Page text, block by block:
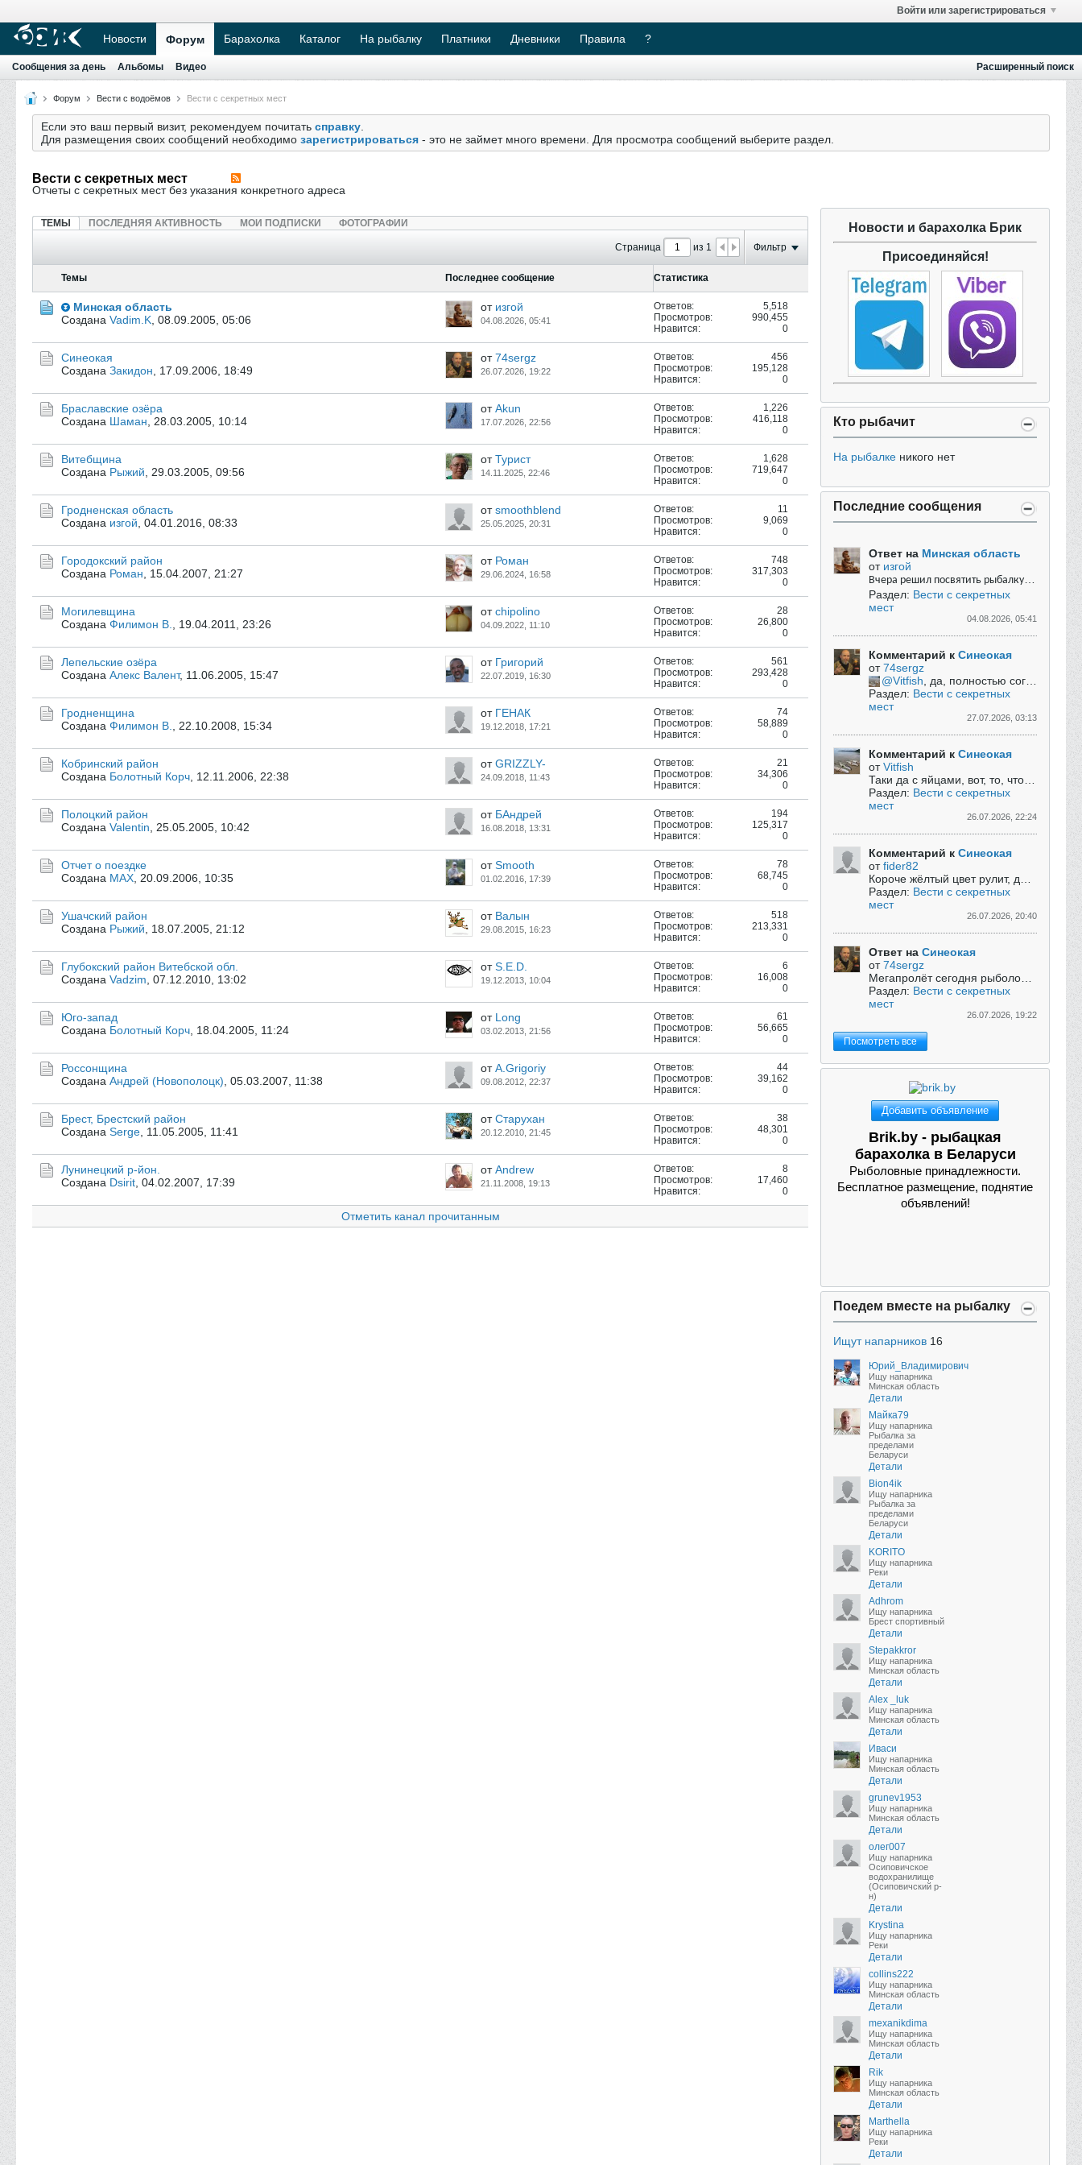
Войти или зарегистрироваться
Новости Форум Барахолка Каталог На рыбалку Платники Дневники Правила ?
Сообщения за день Альбомы Видео Расширенный поиск
Форум Вести с водоёмов Вести с секретных мест
Если это ваш первый визит, рекомендуем почитать справку
Для размещения своих сообщений необходимо зарегистрироваться - это не займет много времени. Для просмотра сообщений выберите раздел.
Вести с секретных мест
Отчеты с секретных мест без указания конкретного адреса
ТЕМЫ ПОСЛЕДНЯЯ АКТИВНОСТЬ МОИ ПОДПИСКИ ФОТОГРАФИИ
Страница из 1 Фильтр
Темы Последнее сообщение Статистика
Минская область
Создана Vadim.K 08.09.2005, 05:06
от изгой
04.08.2026, 05:41
Ответов:
5,518
Просмотров:
990,455
Нравится:
0
Синеокая
Создана Закидон 17.09.2006, 18:49
от74sergz
26.07.2026, 19:22
Ответов:
456
Просмотров:
195,128
Нравится:
0
Браславские озёра
Создана Шаман 28.03.2005, 10:14
отAkun
17.07.2026, 22:56
Ответов:
1,226
Просмотров:
416,118
Нравится:
0
Витебщина
Создана Рыжий 29.03.2005, 09:56
отТурист
14.11.2025, 22:46
Ответов:
1,628
Просмотров:
719,647
Нравится:
0
Гродненская область
Создана изгой 04.01.2016, 08:33
отsmoothblend
25.05.2025, 20:31
Ответов:
11
Просмотров:
9,069
Нравится:
0
Городокский район
Создана Роман 15.04.2007, 21:27
от Роман
29.06.2024, 16:58
Ответов:
748
Просмотров:
317,303
Нравится:
0
Могилевщина
Создана Филимон В. 19.04.2011, 23:26
отchipolino
04.09.2022, 11:10
Ответов:
28
Просмотров:
26,800
Нравится:
0
Лепельские озёра
Создана Алекс Валент, 11.06.2005, 15:47
от Григорий
22.07.2019, 16:30
Ответов:
561
Просмотров:
293,428
Нравится:
0
Гродненщина
Создана Филимон В. 22.10.2008, 15:34
от ГЕНАК
19.12.2018, 17:21
Ответов:
74
Просмотров:
58,889
Нравится:
0
Кобринский район
Создана Болотный Корч 12.11.2006, 22:38
отGRIZZLY-
24.09.2018, 11:43
Ответов:
21
Просмотров:
34,306
Нравится:
0
Полоцкий район
Создана Valentin 25.05.2005, 10:42
от БАндрей
16.08.2018, 13:31
Ответов:
194
Просмотров:
125,317
Нравится:
0
Отчет о поездке
Создана MAX 20.09.2006, 10:35
отSmooth
01.02.2016, 17:39
Ответов:
78
Просмотров:
68,745
Нравится:
0
Ушачский район
Создана Рыжий 18.07.2005, 21:12
от Валын
29.08.2015, 16:23
Ответов:
518
Просмотров:
213,331
Нравится:
0
Глубокский район Витебской обл.
Создана Vadzim 07.12.2010, 13:02
отS.E.D.
19.12.2013, 10:04
Ответов:
6
Просмотров:
16,008
Нравится:
0
Юго-запад
Создана Болотный Корч 18.04.2005, 11:24
от Long
03.02.2013, 21:56
Ответов:
61
Просмотров:
56,665
Нравится:
0
Россонщина
Создана Андрей (Новополоцк) 05.03.2007, 11:38
отA.Grigoriy
09.08.2012, 22:37
Ответов:
44
Просмотров:
39,162
Нравится:
0
Брест, Брестский район
Создана Serge 11.05.2005, 11:41
отСтарухан
20.12.2010, 21:45
Ответов:
38
Просмотров:
48,301
Нравится:
0
Лунинецкий р-йон.
Создана Dsirit 04.02.2007, 17:39
отAndrew
21.11.2008, 19:13
Ответов:
8
Просмотров:
17,460
Нравится:
0
Отметить канал прочитанным
Новости и барахолка Брик
Присоединяйся!
Кто рыбачит
На рыбалке никого нет
Последние сообщения
Ответ на Минская область
от изгой
Раздел: Вести с секретных
мест
04.08.2026, 05:41
Комментарий к Синеокая
от74sergz
Vitfish , да, полностью согласен, так бы оно и было, проходили мы такое, и не один раз... ...
Раздел: Вести с секретных
мест
27.07.2026, 03:13
Комментарий к Синеокая
отVitfish
Раздел: Вести с секретных
мест
26.07.2026, 22:24
Комментарий к Синеокая
отfider82
Раздел: Вести с секретных
мест
26.07.2026, 20:40
Ответ на Синеокая
от74sergz
Раздел: Вести с секретных
мест
26.07.2026, 19:22
Посмотреть все
Добавить объявление
Brik.by - рыбацкая
барахолка в Беларуси
Рыболовные принадлежности.
Бесплатное размещение, поднятие
объявлений!
Поедем вместе на рыбалку
Ищут напарников 16
Юрий_Владимирович
Ищу напарника
Минская область
Детали
Майка79
Ищу напарника
Рыбалка за
пределами
Беларуси
Детали
Bion4ik
Ищу напарника
Рыбалка за
пределами
Беларуси
Детали
KORITO
Ищу напарника
Реки
Детали
Adhrom
Ищу напарника
Брест спортивный
Детали
Stepakkror
Ищу напарника
Минская область
Детали
Alex _luk
Ищу напарника
Минская область
Детали
Иваси
Ищу напарника
Минская область
Детали
grunev1953
Ищу напарника
Минская область
Детали
олег007
Ищу напарника
Осиповичское
водохранилище
(Осиповичский р-
н)
Детали
Krystina
Ищу напарника
Реки
Детали
collins222
Ищу напарника
Минская область
Детали
mexanikdima
Ищу напарника
Минская область
Детали
Rik
Ищу напарника
Минская область
Детали
Marthella
Ищу напарника
Реки
Детали